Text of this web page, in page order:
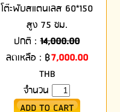
โต๊ะพับสแตนเลส 60*150
สูง 75 ซม.
ปกติ :14,000.00
ลดเหลือ : ฿7,000.00
THB
จำนวน